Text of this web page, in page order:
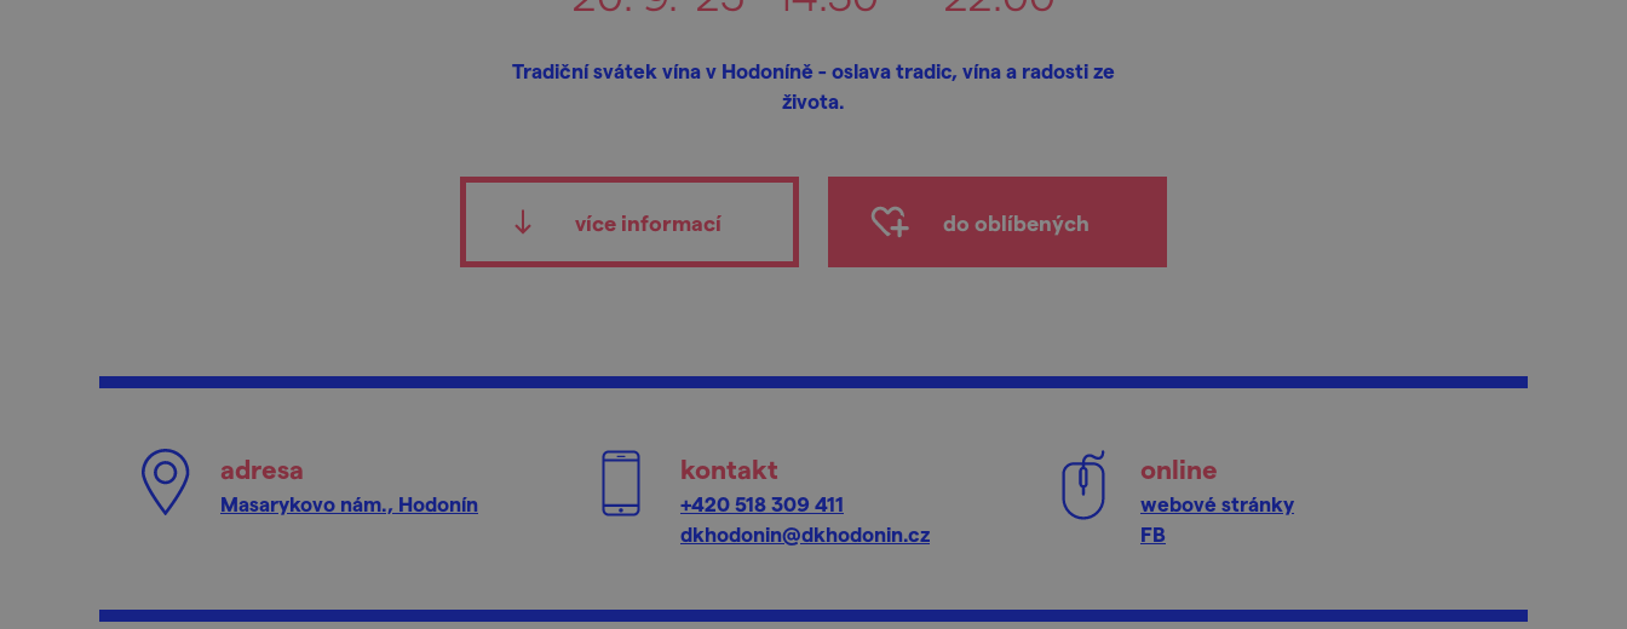
Tradiční svátek vína v Hodoníně - oslava tradic, vína a radosti ze
života.
více informací do oblíbených
adresa
Masarykovo nám., Hodonín
kontakt
+420 518 309 411
dkhodonin@dkhodonin.cz
online
webové stránky
FB